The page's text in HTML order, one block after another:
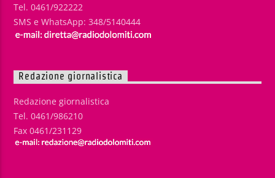
Tel. 0461/922222
SMS e WhatsApp: 348/5140444
Redazione giornalistica
Redazione giornalistica
Tel. 0461/986210
Fax 0461/231129